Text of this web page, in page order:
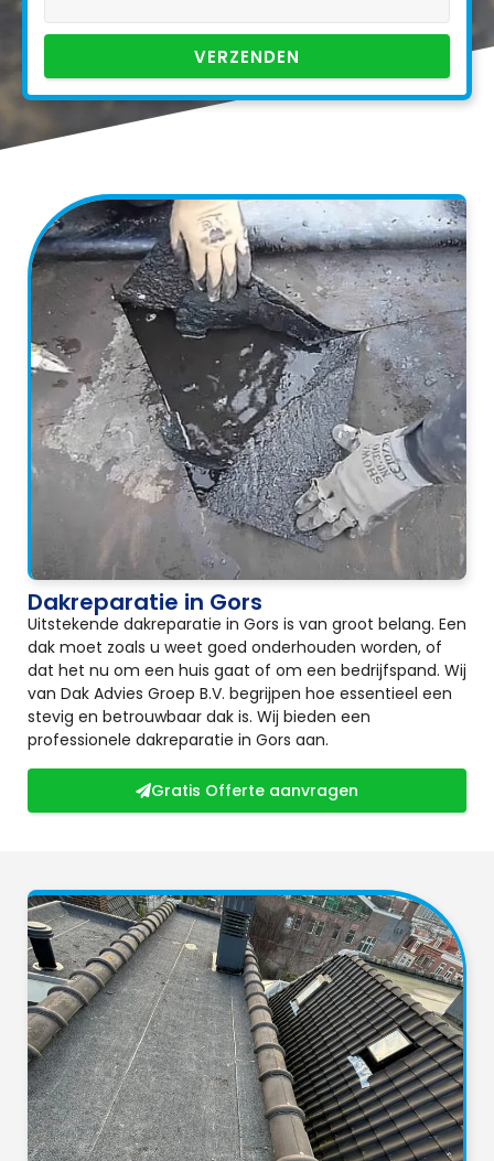
VERZENDEN
Dakreparatie in Gors
Uitstekende dakreparatie in Gors is van groot belang. Een
dak moet zoals u weet goed onderhouden worden, of
dat het nu om een huis gaat of om een bedrijfspand. Wij
van Dak Advies Groep B.V. begrijpen hoe essentieel een
stevig en betrouwbaar dak is. Wij bieden een
professionele dakreparatie in Gors aan.
Gratis Offerte aanvragen